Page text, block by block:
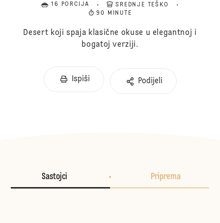
16 PORCIJA
SREDNJE TEŠKO
90 MINUTE
Desert koji spaja klasične okuse u elegantnoj i
bogatoj verziji.
Ispiši Podijeli
Sastojci Priprema